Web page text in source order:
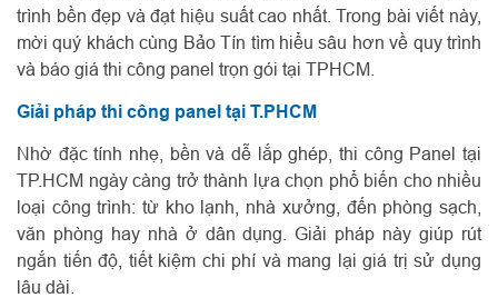
trình bền đẹp và đạt hiệu suất cao nhất. Trong bài viết này,
mời quý khách cùng Bảo Tín tìm hiểu sâu hơn về quy trình
và báo giá thi công panel trọn gói tại TPHCM.
Giải pháp thi công panel tại T.PHCM
Nhờ đặc tính nhẹ, bền và dễ lắp ghép, thi công Panel tại
TP.HCM ngày càng trở thành lựa chọn phổ biến cho nhiều
loại công trình: từ kho lạnh, nhà xưởng, đến phòng sạch,
văn phòng hay nhà ở dân dụng. Giải pháp này giúp rút
ngắn tiến độ, tiết kiệm chi phí và mang lại giá trị sử dụng
lâu dài.